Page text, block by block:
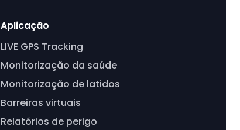
Aplicação
LIVE GPS Tracking
Monitorização da saúde
Monitorização de latidos
Barreiras virtuais
Relatórios de perigo